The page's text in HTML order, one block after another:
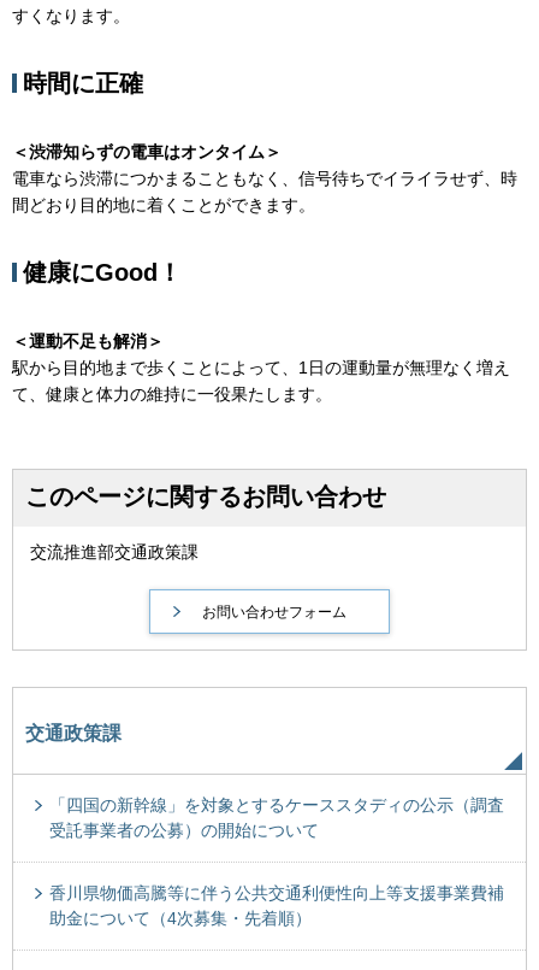
すくなります。
時間に正確
＜渋滞知らずの電車はオンタイム＞
電車なら渋滞につかまることもなく、信号待ちでイライラせず、時
間どおり目的地に着くことができます。
健康にGood！
＜運動不足も解消＞
駅から目的地まで歩くことによって、1日の運動量が無理なく増え
て、健康と体力の維持に一役果たします。
このページに関するお問い合わせ
交流推進部交通政策課
交通政策課
「四国の新幹線」を対象とするケーススタディの公示（調査
受託事業者の公募）の開始について
香川県物価高騰等に伴う公共交通利便性向上等支援事業費補
助金について（4次募集・先着順）